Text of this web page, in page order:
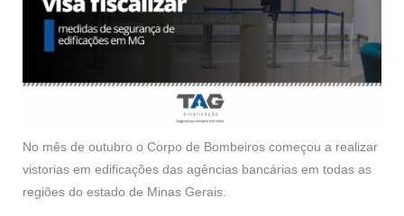
No mês de outubro o Corpo de Bombeiros começou a realizar
vistorias em edificações das agências bancárias em todas as
regiões do estado de Minas Gerais.